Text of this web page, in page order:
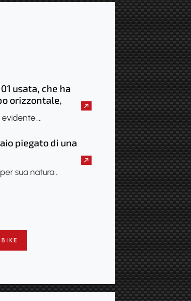
usata, che ha
orizzontale,
lo smalto, è il
fare
se il telaio
evidente,…
piegato di una
sua natura…